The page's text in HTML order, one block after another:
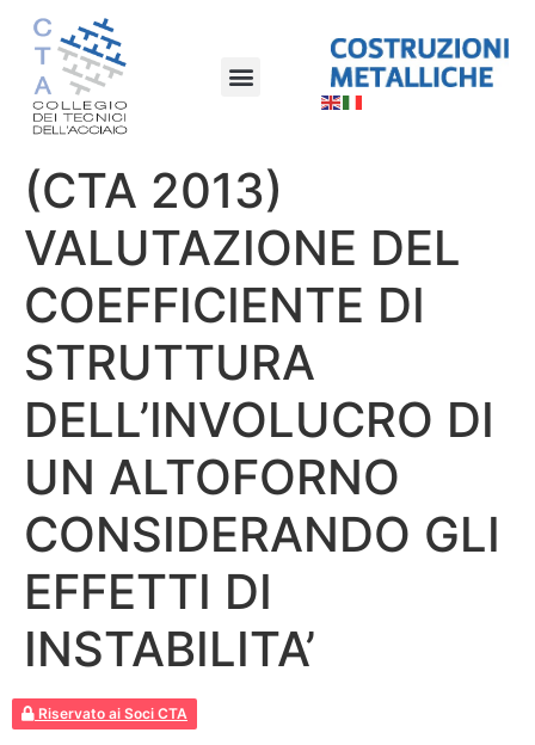
(CTA 2013)
VALUTAZIONE DEL
COEFFICIENTE DI
STRUTTURA
DELL’INVOLUCRO DI
UN ALTOFORNO
CONSIDERANDO GLI
EFFETTI DI
INSTABILITA’
Riservato ai Soci CTA